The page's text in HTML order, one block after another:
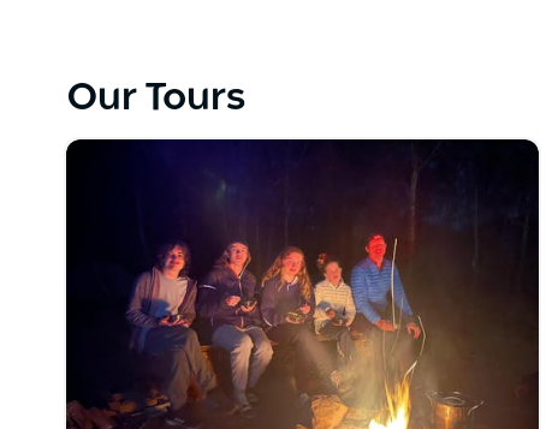
原本人跡罕至的國家公園擁有在途中停泊海上皮划艇的
休、游泳、散步或在岸上放鬆身心。
Our Tours